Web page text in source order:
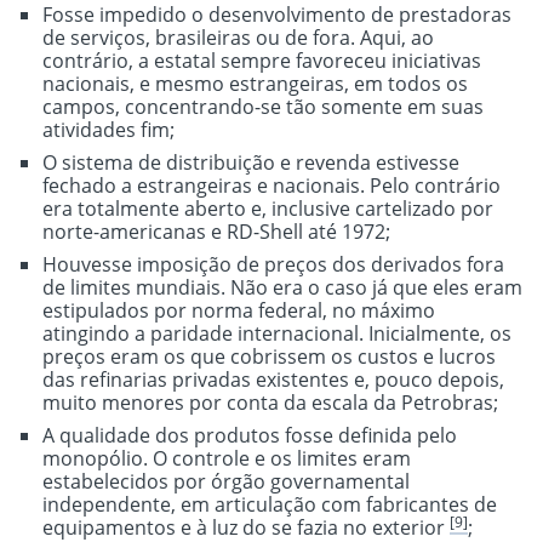
Fosse impedido o desenvolvimento de prestadoras
de serviços, brasileiras ou de fora. Aqui, ao
contrário, a estatal sempre favoreceu iniciativas
nacionais, e mesmo estrangeiras, em todos os
campos, concentrando-se tão somente em suas
atividades fim;
O sistema de distribuição e revenda estivesse
fechado a estrangeiras e nacionais. Pelo contrário
era totalmente aberto e, inclusive cartelizado por
norte-americanas e RD-Shell até 1972;
Houvesse imposição de preços dos derivados fora
de limites mundiais. Não era o caso já que eles eram
estipulados por norma federal, no máximo
atingindo a paridade internacional. Inicialmente, os
preços eram os que cobrissem os custos e lucros
das refinarias privadas existentes e, pouco depois,
muito menores por conta da escala da Petrobras;
A qualidade dos produtos fosse definida pelo
monopólio. O controle e os limites eram
estabelecidos por órgão governamental
independente, em articulação com fabricantes de
equipamentos e à luz do se fazia no exterior [9];